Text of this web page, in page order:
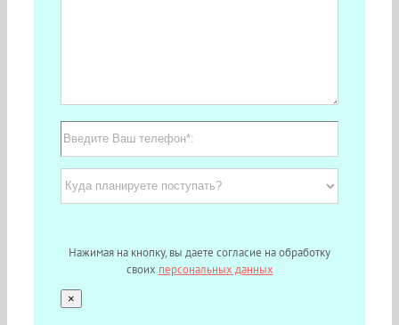
Нажимая на кнопку, вы даете согласие на обработку
своих персональных данных
×